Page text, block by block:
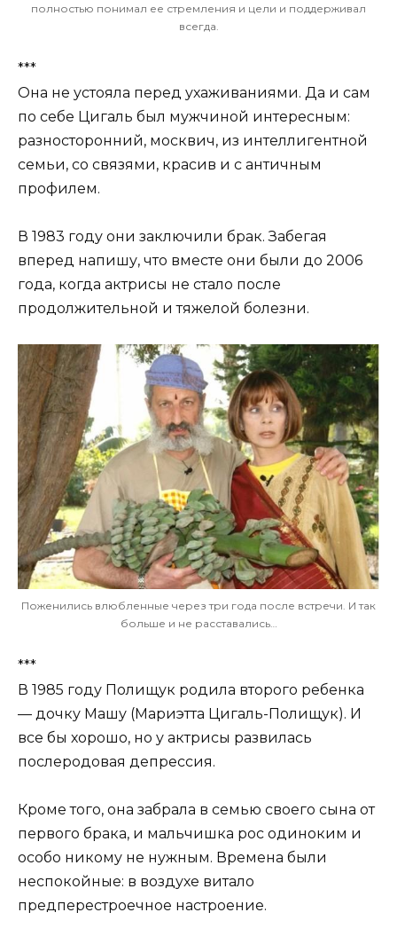
полностью понимал ее стремления и цели и поддерживал
всегда.
***
Она не устояла перед ухаживаниями. Да и сам
по себе Цигаль был мужчиной интересным:
разносторонний, москвич, из интеллигентной
семьи, со связями, красив и с античным
профилем.
В 1983 году они заключили брак. Забегая
вперед напишу, что вместе они были до 2006
года, когда актрисы не стало после
продолжительной и тяжелой болезни.
Поженились влюбленные через три года после встречи. И так
больше и не расставались…
***
В 1985 году Полищук родила второго ребенка
— дочку Машу (Мариэтта Цигаль-Полищук). И
все бы хорошо, но у актрисы развилась
послеродовая депрессия.
Кроме того, она забрала в семью своего сына от
первого брака, и мальчишка рос одиноким и
особо никому не нужным. Времена были
неспокойные: в воздухе витало
предперестроечное настроение.